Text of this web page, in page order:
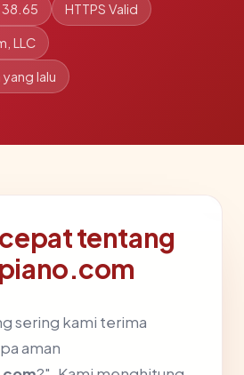
HTTPS Valid
LLC
lalu
tentang
sering kami terima
aman